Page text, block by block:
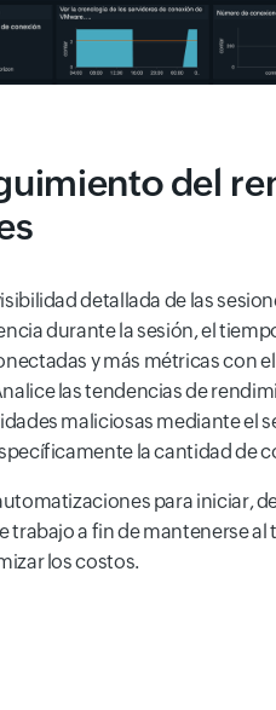
del
detallada de las
durante la sesión, el
y más métricas con el
las tendencias de
maliciosas mediante el
la cantidad de
para iniciar,
trabajo a fin de mantenerse al
los costos.